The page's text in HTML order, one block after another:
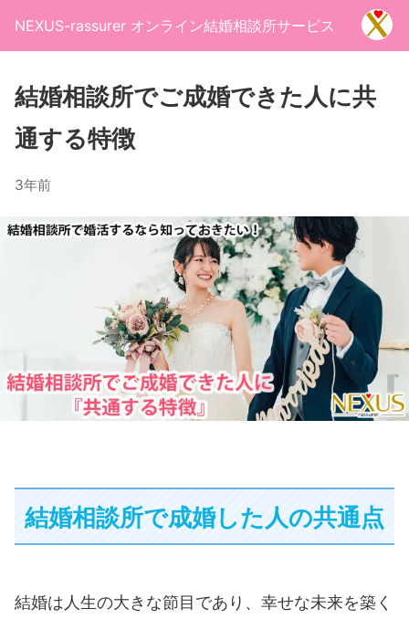
NEXUS-rassurer オンライン結婚相談所サービス
結婚相談所でご成婚できた人に共
通する特徴
3年前
結婚相談所で成婚した人の共通点
結婚は人生の大きな節目であり、幸せな未来を築く